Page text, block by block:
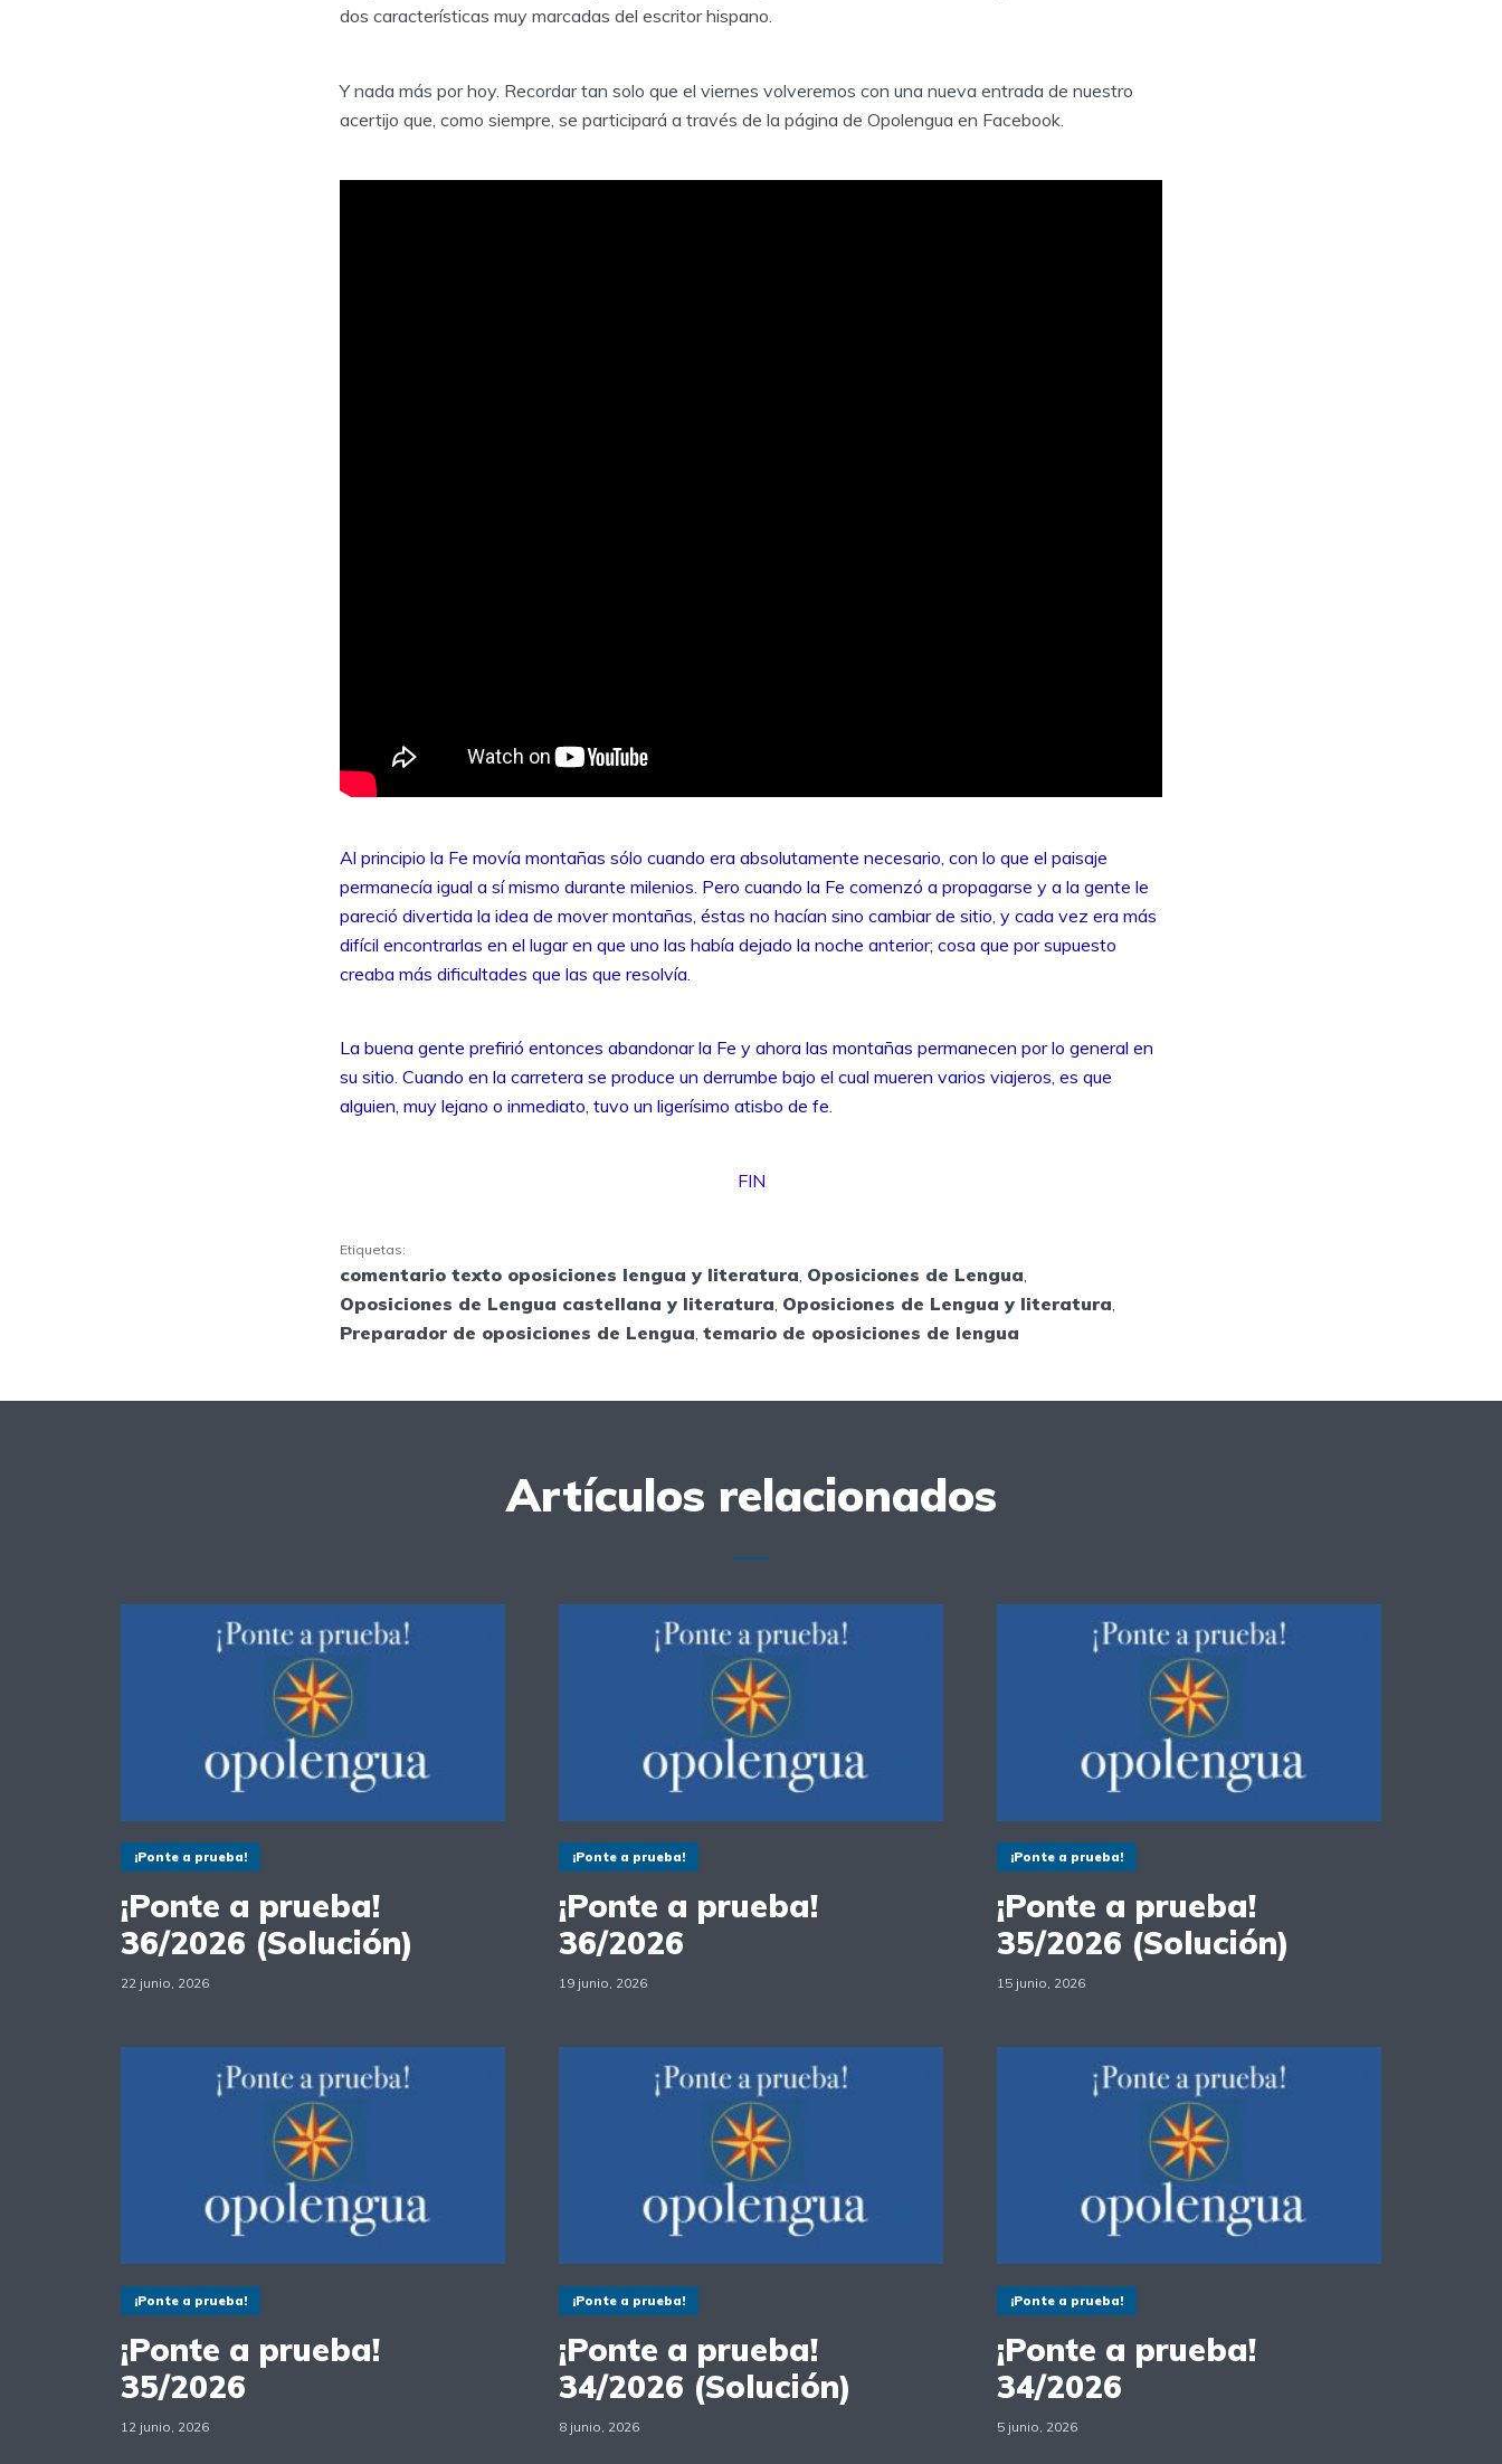
dos características muy marcadas del escritor hispano.
Y nada más por hoy. Recordar tan solo que el viernes volveremos con una nueva entrada de nuestro
acertijo que, como siempre, se participará a través de la página de Opolengua en Facebook.
Al principio la Fe movía montañas sólo cuando era absolutamente necesario, con lo que el paisaje
permanecía igual a sí mismo durante milenios. Pero cuando la Fe comenzó a propagarse y a la gente le
pareció divertida la idea de mover montañas, éstas no hacían sino cambiar de sitio, y cada vez era más
difícil encontrarlas en el lugar en que uno las había dejado la noche anterior; cosa que por supuesto
creaba más dificultades que las que resolvía.
La buena gente prefirió entonces abandonar la Fe y ahora las montañas permanecen por lo general en
su sitio. Cuando en la carretera se produce un derrumbe bajo el cual mueren varios viajeros, es que
alguien, muy lejano o inmediato, tuvo un ligerísimo atisbo de fe.
FIN
Etiquetas:
comentario texto oposiciones lengua y literatura Oposiciones de Lengua
Oposiciones de Lengua castellana y literatura Oposiciones de Lengua y literatura
Preparador de oposiciones de Lengua temario de oposiciones de lengua
Artículos relacionados
¡Ponte a prueba!
¡Ponte a prueba!
36/2026 (Solución)
22 junio, 2026
¡Ponte a prueba!
¡Ponte a prueba!
36/2026
19 junio, 2026
¡Ponte a prueba!
¡Ponte a prueba!
35/2026 (Solución)
15 junio, 2026
¡Ponte a prueba!
¡Ponte a prueba!
35/2026
12 junio, 2026
¡Ponte a prueba!
¡Ponte a prueba!
34/2026 (Solución)
8 junio, 2026
¡Ponte a prueba!
¡Ponte a prueba!
34/2026
5 junio, 2026